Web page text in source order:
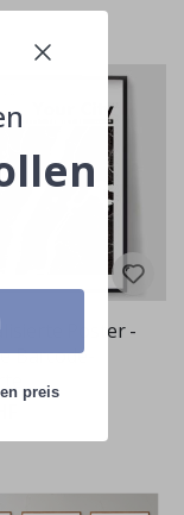
Poster -
Barcode-
preis